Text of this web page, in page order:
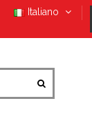
Italiano